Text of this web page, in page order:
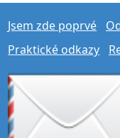
Jsem zde poprvé
Praktické odkazy